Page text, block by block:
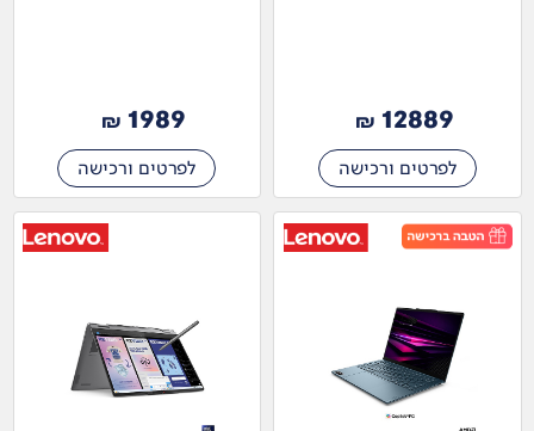
12889
₪
לפרטים ורכישה
1989
₪
לפרטים ורכישה